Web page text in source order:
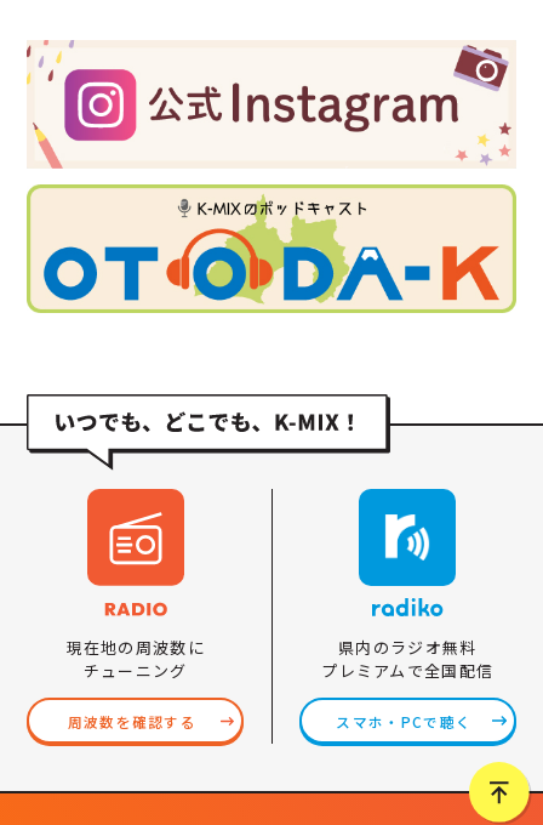
現在地の周波数に
チューニング
周波数を確認する
県内のラジオ無料
プレミアムで全国配信
スマホ・PCで聴く